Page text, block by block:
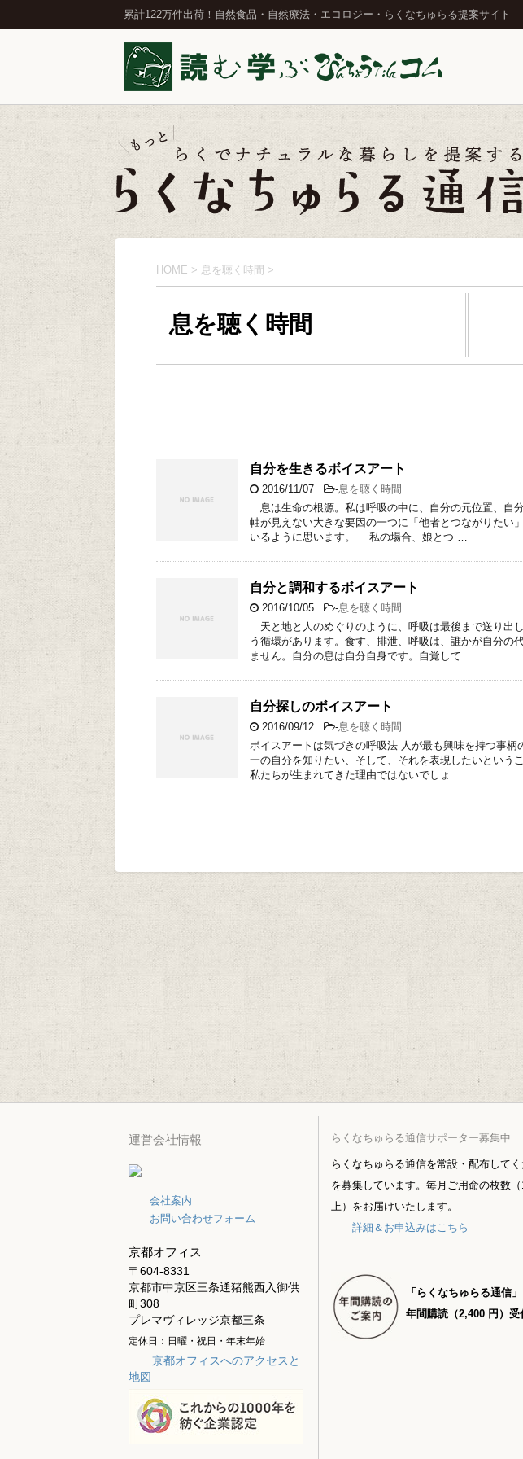
累計122万件出荷！自然食品・自然療法・エコロジー・らくなちゅらる提案サイト
HOME > 息を聴く時間 >
息を聴く時間
自分を生きるボイスアート
2016/11/07 -息を聴く時間
息は生命の根源。私は呼吸の中に、自分の元位置、自
軸が見えない大きな要因の一つに「他者とつながりたい
いるように思います。 私の場合、娘とつ …
自分と調和するボイスアート
2016/10/05 -息を聴く時間
天と地と人のめぐりのように、呼吸は最後まで送り出
う循環があります。食す、排泄、呼吸は、誰かが自分の
ません。自分の息は自分自身です。自覚して …
自分探しのボイスアート
2016/09/12 -息を聴く時間
ボイスアートは気づきの呼吸法 人が最も興味を持つ事
一の自分を知りたい、そして、それを表現したいという
私たちが生まれてきた理由ではないでしょ …
運営会社情報
会社案内
お問い合わせフォーム
京都オフィス
〒604-8331
京都市中京区三条通猪熊西入御供
町308
プレマヴィレッジ京都三条
定休日：日曜・祝日・年末年始
京都オフィスへのアクセスと
地図
らくなちゅらる通信サポーター募集中
らくなちゅらる通信を常設・配布して
を募集しています。毎月ご用命の枚数
上）をお届けいたします。
詳細＆お申込みはこちら
「らくなちゅらる通信」
年間購読（2,400 円）受